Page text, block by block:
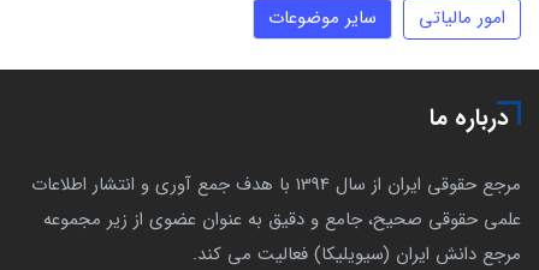
امور مالیاتی
سایر موضوعات
درباره ما
مرجع حقوقی ایران از سال 1394 با هدف جمع آوری و انتشار اطلاعات
علمی حقوقی صحیح، جامع و دقیق به عنوان عضوی از زیر مجموعه
مرجع دانش ایران (سیویلیکا) فعالیت می کند.